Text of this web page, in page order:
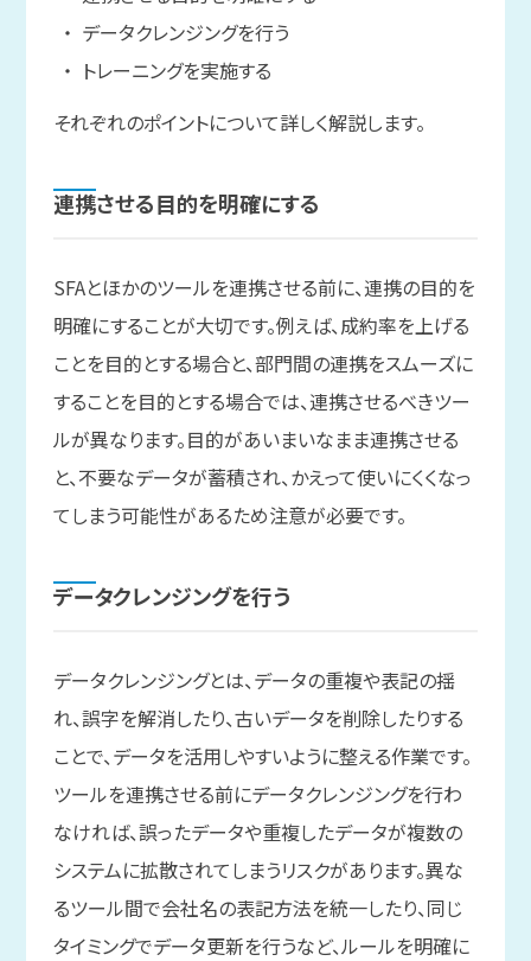
データクレンジングを行う
トレーニングを実施する
それぞれのポイントについて詳しく解説します。
連携させる目的を明確にする
SFAとほかのツールを連携させる前に、連携の目的を
明確にすることが大切です。例えば、成約率を上げる
ことを目的とする場合と、部門間の連携をスムーズに
することを目的とする場合では、連携させるべきツー
ルが異なります。目的があいまいなまま連携させる
と、不要なデータが蓄積され、かえって使いにくくなっ
てしまう可能性があるため注意が必要です。
データクレンジングを行う
データクレンジングとは、データの重複や表記の揺
れ、誤字を解消したり、古いデータを削除したりする
ことで、データを活用しやすいように整える作業です。
ツールを連携させる前にデータクレンジングを行わ
なければ、誤ったデータや重複したデータが複数の
システムに拡散されてしまうリスクがあります。異な
るツール間で会社名の表記方法を統一したり、同じ
タイミングでデータ更新を行うなど、ルールを明確に